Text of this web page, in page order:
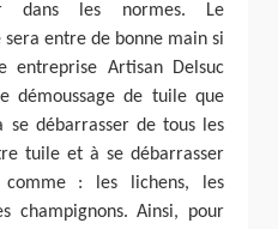
dans les normes. Le
entre de bonne main si
entreprise Artisan Delsuc
démoussage de tuile que
se débarrasser de tous les
tuile et à se débarrasser
comme : les lichens, les
champignons. Ainsi, pour